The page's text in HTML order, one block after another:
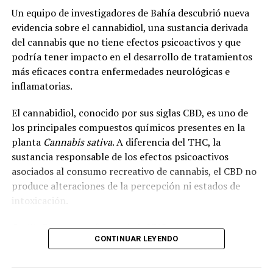
Un equipo de investigadores de Bahía descubrió nueva
evidencia sobre el cannabidiol, una sustancia derivada
del cannabis que no tiene efectos psicoactivos y que
podría tener impacto en el desarrollo de tratamientos
más eficaces contra enfermedades neurológicas e
inflamatorias.
El cannabidiol, conocido por sus siglas CBD, es uno de
los principales compuestos químicos presentes en la
planta Cannabis sativa. A diferencia del THC, la
sustancia responsable de los efectos psicoactivos
asociados al consumo recreativo de cannabis, el CBD no
produce alteraciones de la percepción ni estados de
Cecilia Bouzat, profesora de la UNS e investigadora
superior del CONICET, explicó que en la investigación se
CONTINUAR LEYENDO